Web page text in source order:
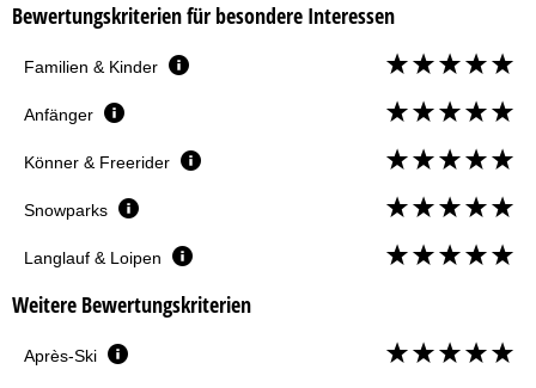
Bewertungskriterien für besondere Interessen
Familien & Kinder
Anfänger
Könner & Freerider
Snowparks
Langlauf & Loipen
Weitere Bewertungskriterien
Après-Ski